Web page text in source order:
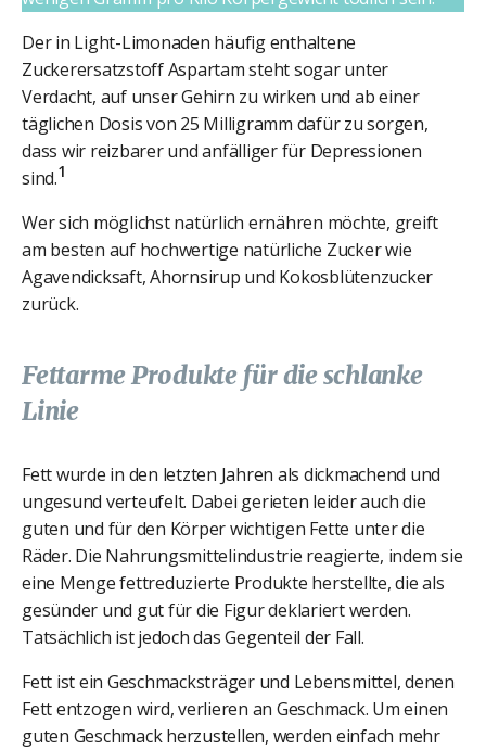
Der in Light-Limonaden häufig enthaltene
Zuckerersatzstoff Aspartam steht sogar unter
Verdacht, auf unser Gehirn zu wirken und ab einer
täglichen Dosis von 25 Milligramm dafür zu sorgen,
dass wir reizbarer und anfälliger für Depressionen
sind.1
Wer sich möglichst natürlich ernähren möchte, greift
am besten auf hochwertige natürliche Zucker wie
Agavendicksaft, Ahornsirup und Kokosblütenzucker
zurück.
Fettarme Produkte für die schlanke
Linie
Fett wurde in den letzten Jahren als dickmachend und
ungesund verteufelt. Dabei gerieten leider auch die
guten und für den Körper wichtigen Fette unter die
Räder. Die Nahrungsmittelindustrie reagierte, indem sie
eine Menge fettreduzierte Produkte herstellte, die als
gesünder und gut für die Figur deklariert werden.
Tatsächlich ist jedoch das Gegenteil der Fall.
Fett ist ein Geschmacksträger und Lebensmittel, denen
Fett entzogen wird, verlieren an Geschmack. Um einen
guten Geschmack herzustellen, werden einfach mehr